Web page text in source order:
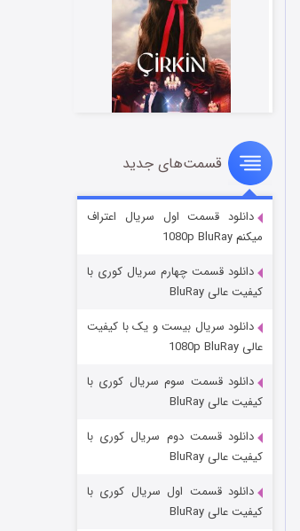
سریال زشت
قسمت۲ (زیرنویس) منتشر شد
مردگان متحرک: شهر مرده ۳
قسمت‌های جدید
دانلود قسمت اول سریال اعتراف
میکنم 1080p BluRay
دانلود قسمت چهارم سریال کوری با
کیفیت عالی BluRay
دانلود سریال بیست و یک با کیفیت
عالی 1080p BluRay
دانلود قسمت سوم سریال کوری با
کیفیت عالی BluRay
دانلود قسمت دوم سریال کوری با
کیفیت عالی BluRay
دانلود قسمت اول سریال کوری با
کیفیت عالی BluRay